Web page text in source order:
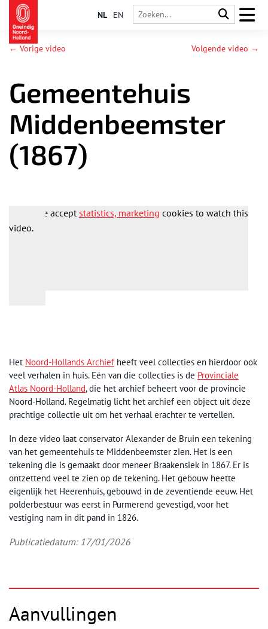
NL EN
← Vorige video Volgende video →
Gemeentehuis
Middenbeemster
(1867)
Please acceptstatistics, marketing cookies to watch this
video.
Het Noord-Hollands Archiefheeft veel collecties en hierdoor ook
veel verhalen in huis. Eén van die collecties is de Provinciale
Atlas Noord-Holland, die het archief beheert voor de provincie
Noord-Holland. Regelmatig licht het archief een object uit deze
prachtige collectie uit om het verhaal erachter te vertellen.
In deze video laat conservator Alexander de Bruin een tekening
van het gemeentehuis te Middenbeemster zien. Het is een
tekening die is gemaakt door meneer Braakensiek in 1867. Er is
ontzettend veel te zien op de tekening. Het gebouw heette
eigenlijk het Heerenhuis, gebouwd in de zeventiende eeuw. Het
polderbestuur was eerst in Purmerend gevestigd, voor het
vestiging nam in dit pand in 1826.
Publicatiedatum: 17/01/2026
Aanvullingen